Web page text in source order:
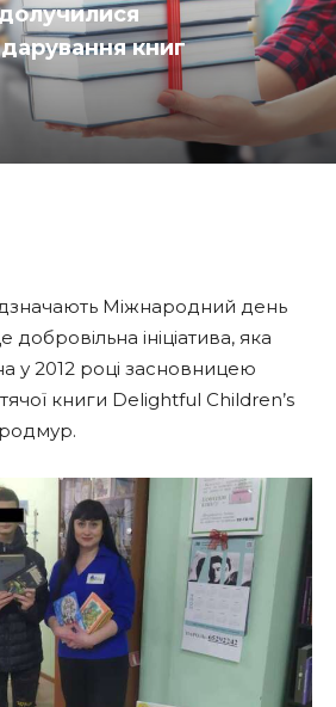
книг
Міжнародний день
ініціатива, яка
у 2012 році засновницею
книги Delightful Children’s